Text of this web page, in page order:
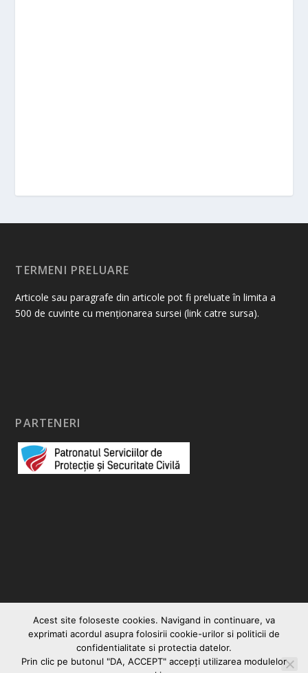
TERMENI PRELUARE
Articole sau paragrafe din articole pot fi preluate în limita a
500 de cuvinte cu menționarea sursei (link catre sursa).
PARTENERI
Acest site foloseste cookies. Navigand in continuare, va
exprimati acordul asupra folosirii cookie-urilor si politicii de
confidentialitate si protectia datelor.
Prin clic pe butonul "DA, ACCEPT" accepţi utilizarea modulelor